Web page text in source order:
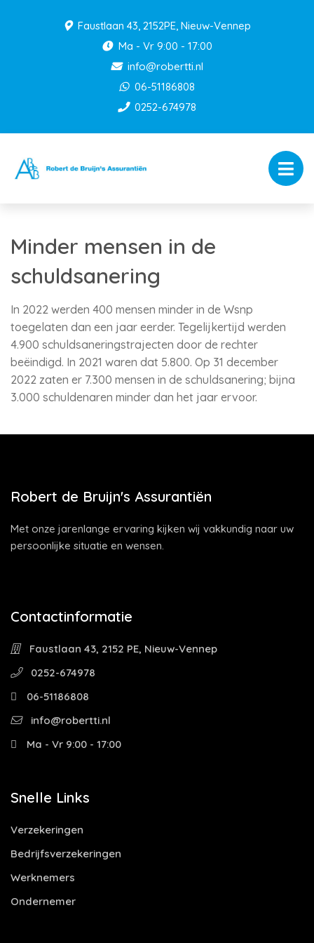
Faustlaan 43, 2152PE, Nieuw-Vennep
Ma - Vr 9:00 - 17:00
info@robertti.nl
06-51186808
0252-674978
Minder mensen in de
schuldsanering
In 2022 werden 400 mensen minder in de Wsnp
toegelaten dan een jaar eerder. Tegelijkertijd werden
4.900 schuldsaneringstrajecten door de rechter
beëindigd. In 2021 waren dat 5.800. Op 31 december
2022 zaten er 7.300 mensen in de schuldsanering; bijna
3.000 schuldenaren minder dan het jaar ervoor.
Robert de Bruijn's Assurantiën
Met onze jarenlange ervaring kijken wij vakkundig naar uw
persoonlijke situatie en wensen.
Contactinformatie
Faustlaan 43, 2152 PE, Nieuw-Vennep
0252-674978
06-51186808
info@robertti.nl
Ma - Vr 9:00 - 17:00
Snelle Links
Verzekeringen
Bedrijfsverzekeringen
Werknemers
Ondernemer